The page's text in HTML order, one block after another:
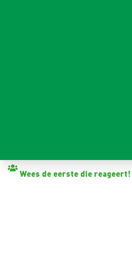
Wees de eerste die reageert!